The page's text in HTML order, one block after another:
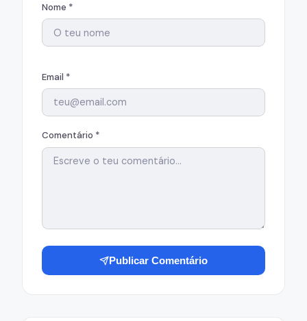
Nome *
Email *
Comentário *
Publicar Comentário